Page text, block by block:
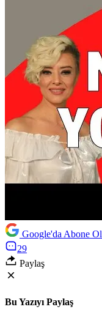
Google'da Abone Ol
29
Paylaş
Bu Yazıyı Paylaş